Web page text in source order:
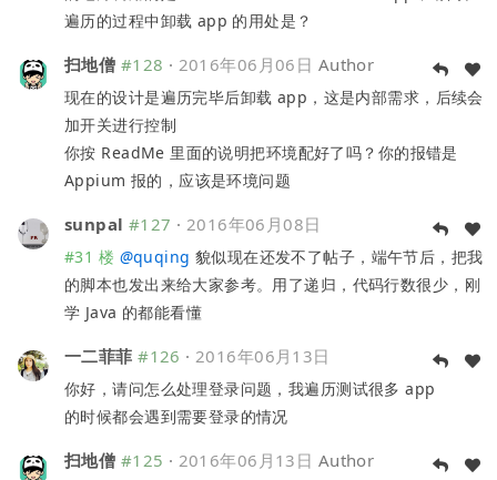
遍历的过程中卸载 app 的用处是？
扫地僧 #128 · 2016年06月06日 Author
现在的设计是遍历完毕后卸载 app，这是内部需求，后续会
加开关进行控制
你按 ReadMe 里面的说明把环境配好了吗？你的报错是
Appium 报的，应该是环境问题
sunpal #127 · 2016年06月08日
#31 楼 @quqing 貌似现在还发不了帖子，端午节后，把我
的脚本也发出来给大家参考。用了递归，代码行数很少，刚
学 Java 的都能看懂
一二菲菲 #126 · 2016年06月13日
你好，请问怎么处理登录问题，我遍历测试很多 app
的时候都会遇到需要登录的情况
扫地僧 #125 · 2016年06月13日 Author